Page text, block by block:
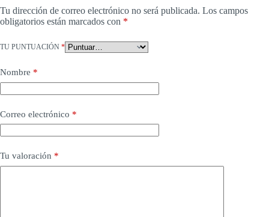
Tu dirección de correo electrónico no será publicada. Los campos
obligatorios están marcados con *
TU PUNTUACIÓN *
Nombre *
Correo electrónico *
Tu valoración *